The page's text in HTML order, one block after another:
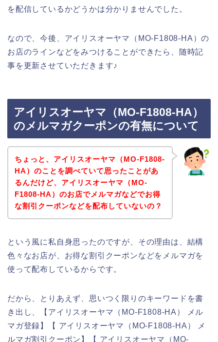
を配信しているかどうかは分かりませんでした。
なので、今後、アイリスオーヤマ（MO-F1808-HA）の
お店のラインなどをみつけることができたら、随時記
事を更新させていただきます♪
アイリスオーヤマ（MO-F1808-HA）
のメルマガクーポンの有無について
ちょっと、アイリスオーヤマ（MO-F1808-
HA）のことを調べていて思ったことがあ
るんだけど、アイリスオーヤマ（MO-
F1808-HA）のお店でメルマガなどでお得
な割引クーポンなどを配布していないの？
という風に私自身思ったのですが、その理由は、結構
色々なお店が、お得な割引クーポンなどをメルマガを
使って配布しているからです。
だから、とりあえず、思いつく限りのキーワードを書
き出し、【アイリスオーヤマ（MO-F1808-HA） メル
マガ登録】【 アイリスオーヤマ（MO-F1808-HA） メ
ルマガ割引クーポン】【 アイリスオーヤマ（MO-